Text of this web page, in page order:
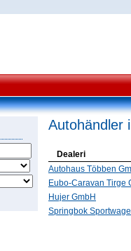
Autohändler
Dealeri
Autohaus Többen
Eubo-Caravan Tirge
Hujer GmbH
Springbok